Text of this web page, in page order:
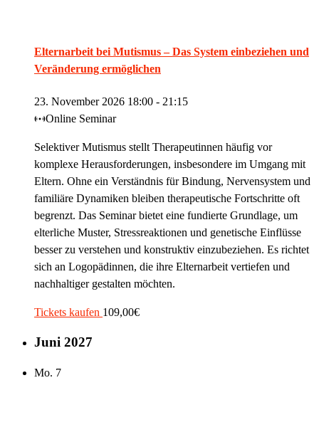
Elternarbeit bei Mutismus – Das System einbeziehen und
Veränderung ermöglichen
23. November 2026 18:00 - 21:15
Online Seminar
Selektiver Mutismus stellt Therapeutinnen häufig vor
komplexe Herausforderungen, insbesondere im Umgang mit
Eltern. Ohne ein Verständnis für Bindung, Nervensystem und
familiäre Dynamiken bleiben therapeutische Fortschritte oft
begrenzt. Das Seminar bietet eine fundierte Grundlage, um
elterliche Muster, Stressreaktionen und genetische Einflüsse
besser zu verstehen und konstruktiv einzubeziehen. Es richtet
sich an Logopädinnen, die ihre Elternarbeit vertiefen und
nachhaltiger gestalten möchten.
Tickets kaufen 109,00€
Juni 2027
Mo. 7